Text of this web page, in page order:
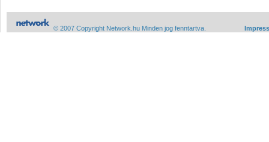
© 2007 Copyright Network.hu Minden jog fenntartva.